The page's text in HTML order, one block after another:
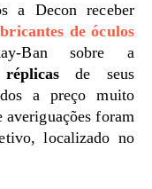
a Decon receber
de óculos
Ban sobre a
réplicasde seus
a preço muito
averiguações foram
localizado no